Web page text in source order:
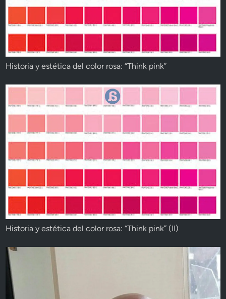
Historia y estética del color rosa: “Think pink”
Historia y estética del color rosa: “Think pink” (II)